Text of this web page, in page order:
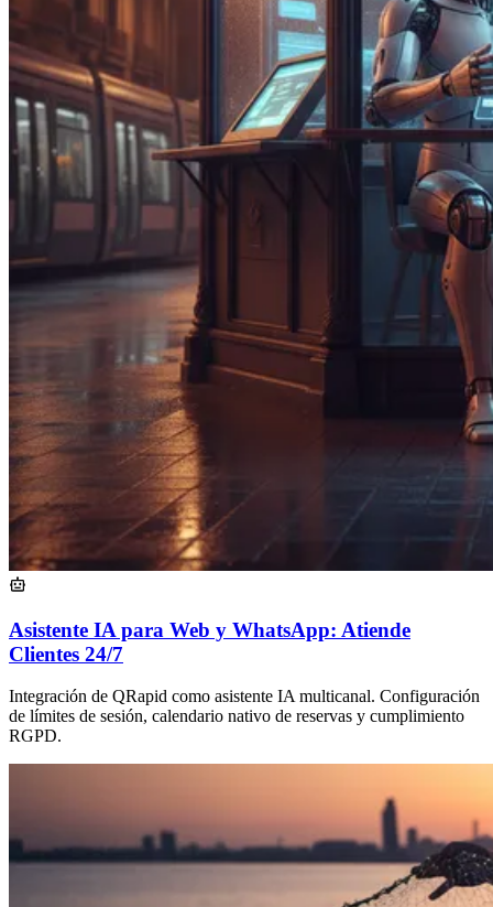
Asistente IA para Web y WhatsApp: Atiende
Clientes 24/7
Integración de QRapid como asistente IA multicanal. Configuración
de límites de sesión, calendario nativo de reservas y cumplimiento
RGPD.